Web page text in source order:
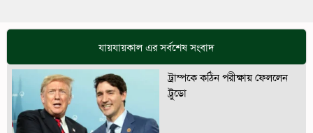
যায়যায়কাল এর সর্বশেষ সংবাদ
ট্রাম্পকে কঠিন পরীক্ষায় ফেললেন
ট্রুডো